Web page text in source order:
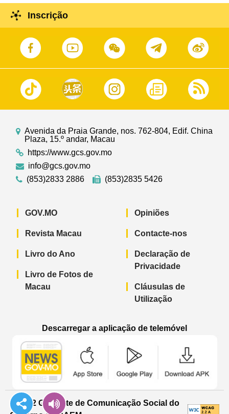
Inscrição
Avenida da Praia Grande, nos. 762-804, Edif. China
Plaza, 15.º andar, Macau
https://www.gcs.gov.mo
info@gcs.gov.mo
(853)2833 2886
(853)2835 5426
GOV.MO
Revista Macau
Livro do Ano
Livro de Fotos de
Macau
Opiniões
Contacte-nos
Declaração de
Privacidade
Cláusulas de
Utilização
Descarregar a aplicação de telemóvel
© 2022 Gabinete de Comunicação Social do